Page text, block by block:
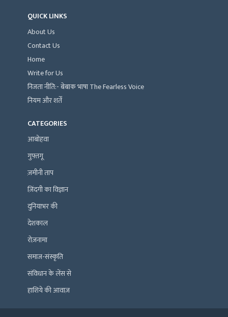
QUICK LINKS
About Us
Contact Us
Home
Write for Us
निजता नीति:- बेबाक भाषा The Fearless Voice
नियम और शर्तें
CATEGORIES
आबोहवा
गुफ़्तगू
ज़मीनी ताप
ज़िंदगी का विज्ञान
दुनियाभर की
देशकाल
रोज़नामा
समाज-संस्कृति
संविधान के लेंस से
हाशिये की आवाज़